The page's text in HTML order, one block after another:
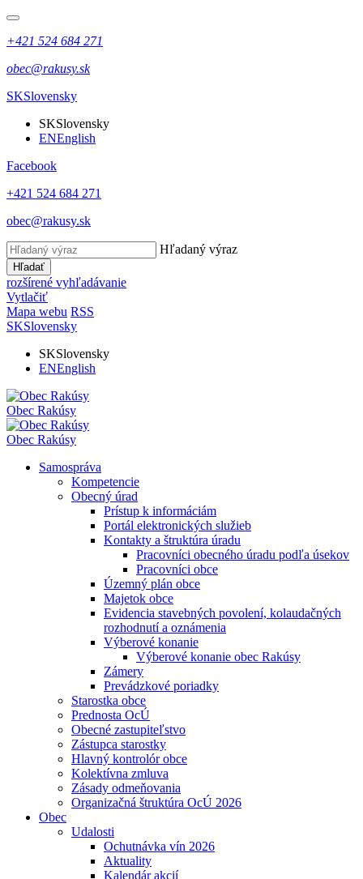
+421 524 684 271
obec@rakusy.sk
SKSlovensky
SKSlovensky
ENEnglish
Facebook
+421 524 684 271
obec@rakusy.sk
Hľadaný výraz
Hľadať
rozšírené vyhľadávanie
Vytlačiť
Mapa webu RSS
SKSlovensky
SKSlovensky
ENEnglish
Obec Rakúsy
Obec Rakúsy
Samospráva
Kompetencie
Obecný úrad
Prístup k informáciám
Portál elektronických služieb
Kontakty a štruktúra úradu
Pracovníci obecného úradu podľa úsekov
Pracovníci obce
Územný plán obce
Majetok obce
Evidencia stavebných povolení, kolaudačných
rozhodnutí a oznámenia
Výberové konanie
Výberové konanie obec Rakúsy
Zámery
Prevádzkové poriadky
Starostka obce
Prednosta OcÚ
Obecné zastupiteľstvo
Zástupca starostky
Hlavný kontrolór obce
Kolektívna zmluva
Zásady odmeňovania
Organizačná štruktúra OcÚ 2026
Obec
Udalosti
Ochutnávka vín 2026
Aktuality
Kalendár akcií